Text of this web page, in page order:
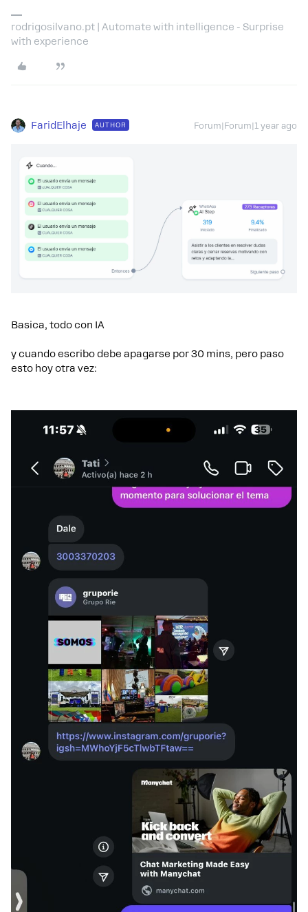
rodrigosilvano.pt | Automate with intelligence - Surprise
with experience
FaridElhaje AUTHOR Forum|Forum|1 year ago
Basica, todo con IA
y cuando escribo debe apagarse por 30 mins, pero paso
esto hoy otra vez: